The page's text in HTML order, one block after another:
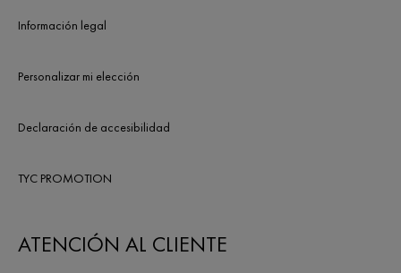
Información legal
Personalizar mi elección
Declaración de accesibilidad
TYC PROMOTION
ATENCIÓN AL CLIENTE